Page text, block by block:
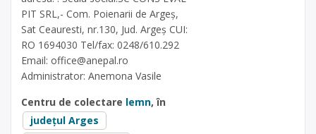
PIT SRL,- Com. Poienarii de Argeș,
Sat Ceauresti, nr.130, Jud. Argeș CUI:
RO 1694030 Tel/fax: 0248/610.292
Email: office@anepal.ro
Administrator: Anemona Vasile
Centru de colectare lemn, în
județul Arges